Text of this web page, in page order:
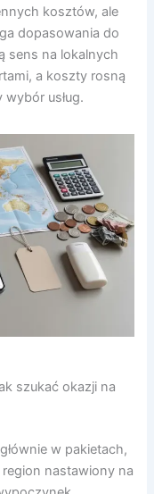
kosztów, ale
dopasowania do
sens na lokalnych
a koszty rosną
usług.
szukać okazji na
w pakietach,
nastawiony na